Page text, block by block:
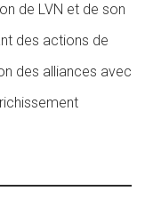
de LVN et de son
des actions de
des alliances avec